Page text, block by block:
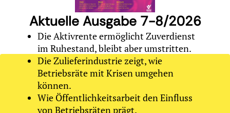
Aktuelle Ausgabe 7-8/2026
Die Aktivrente ermöglicht Zuverdienst
im Ruhestand, bleibt aber umstritten.
Die Zulieferindustrie zeigt, wie
Betriebsräte mit Krisen umgehen
können.
Wie Öffentlichkeitsarbeit den Einfluss
von Betriebsräten prägt.